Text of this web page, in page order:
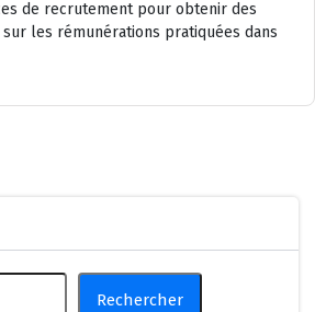
de recrutement pour obtenir des
les rémunérations pratiquées dans
Rechercher